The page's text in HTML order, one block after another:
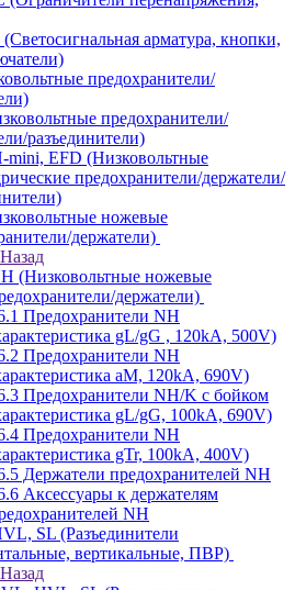
арматура, кнопки,
предохранители/
предохранители/
разъединители)
mini, EFD (Низковольтные
предохранители/держатели/
ножевые
держатели)
Назад
(Низковольтные ножевые
держатели)
Предохранители NH
gL/gG , 120kA, 500V)
Предохранители NH
aM, 120kA, 690V)
Предохранители NH/K с бойком
gL/gG, 100kA, 690V)
Предохранители NH
gTr, 100kA, 400V)
Держатели предохранителей NH
Аксессуары к держателям
NH
SL (Разъединители
вертикальные, ПВР)
Назад